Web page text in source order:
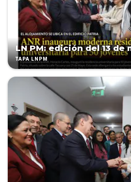
LN PM: edición del 13 de
TAPA LNPM